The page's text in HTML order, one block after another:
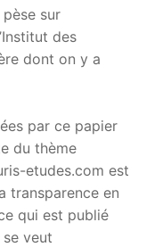
sur
des
dont on y a
par ce papier
du thème
etudes.com est
transparence en
qui est publié
veut